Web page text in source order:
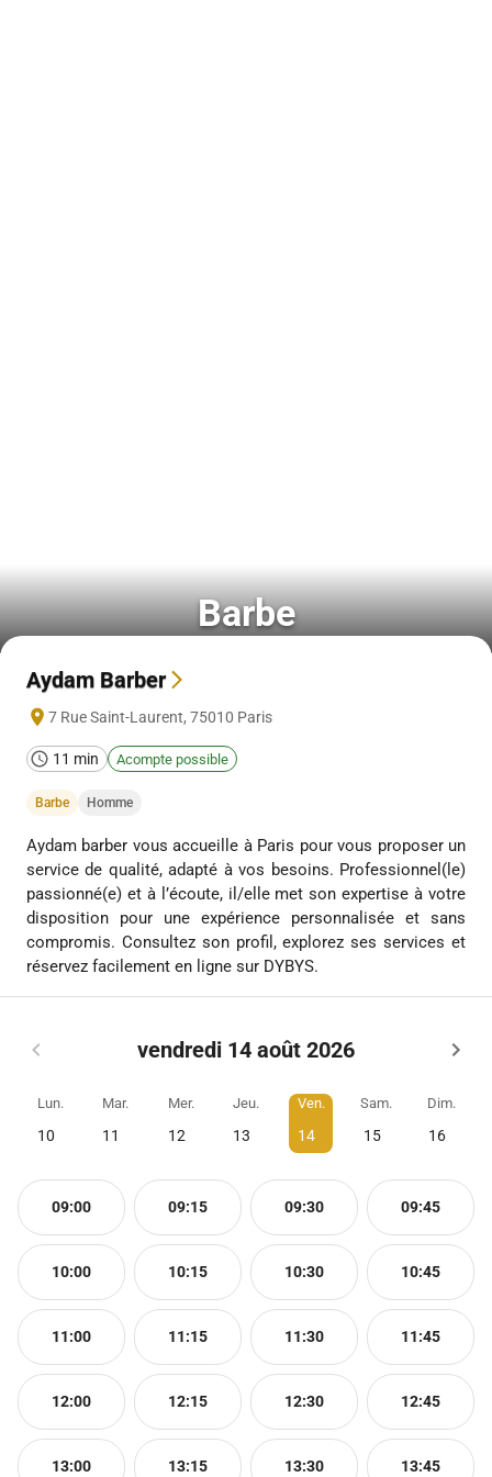
Barbe
Aydam Barber
7 Rue Saint-Laurent, 75010 Paris
11 min Acompte possible
Barbe Homme
Aydam barber vous accueille à Paris pour vous proposer un
service de qualité, adapté à vos besoins. Professionnel(le)
passionné(e) et à l’écoute, il/elle met son expertise à votre
disposition pour une expérience personnalisée et sans
compromis. Consultez son profil, explorez ses services et
réservez facilement en ligne sur DYBYS.
vendredi 14 août 2026
Lun.
10
Mar.
11
Mer.
12
Jeu.
13
Ven.
14
Sam.
15
Dim.
16
09:00 09:15 09:30 09:45
10:00 10:15 10:30 10:45
11:00 11:15 11:30 11:45
12:00 12:15 12:30 12:45
13:00 13:15 13:30 13:45